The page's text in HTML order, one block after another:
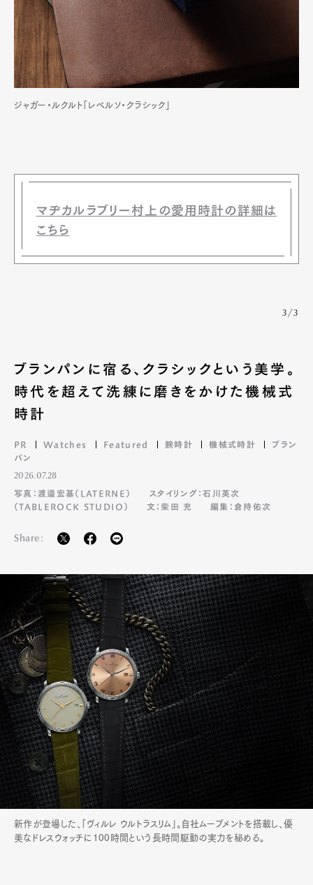
Art&Design Watch Fashion
Gourmet
ジャガー・ルクルト「レベルソ・クラシック」
マヂカルラブリー村上の愛用時計の詳細は
こちら
3/3
ブランパンに宿る、クラシックという美学。
時代を超えて洗練に磨きをかけた機械式
時計
PR Watches Featured 腕時計 機械式時計
ブラン
パン
2026.07.28
写真：渡邉宏基（LATERNE）
スタイリング：石川英次
（TABLEROCK STUDIO）
文：柴田 充 編集：倉持佑次
Share:
新作が登場した、「ヴィルレ ウルトラスリム」。自社ムーブメントを搭載し、優
美なドレスウォッチに100時間という長時間駆動の実力を秘める。